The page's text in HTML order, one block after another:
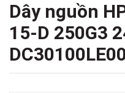
Dây nguồn
15-D 250G3